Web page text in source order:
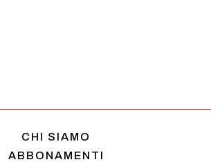
CHI SIAMO
ABBONAMENTI